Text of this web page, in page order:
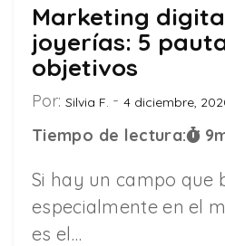
Marketing
joyerías: 5
objetivos
Por: Silvia F. 4 diciembre,
Tiempo de lectura: 9
Si hay un campo que
especialmente en el
es el…